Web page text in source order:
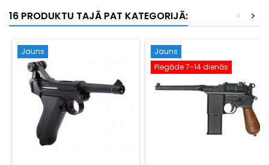
16 PRODUKTU TAJĀ PAT KATEGORIJĀ: >
<
Jauns
Jauns
Piegāde 7-14 dienās